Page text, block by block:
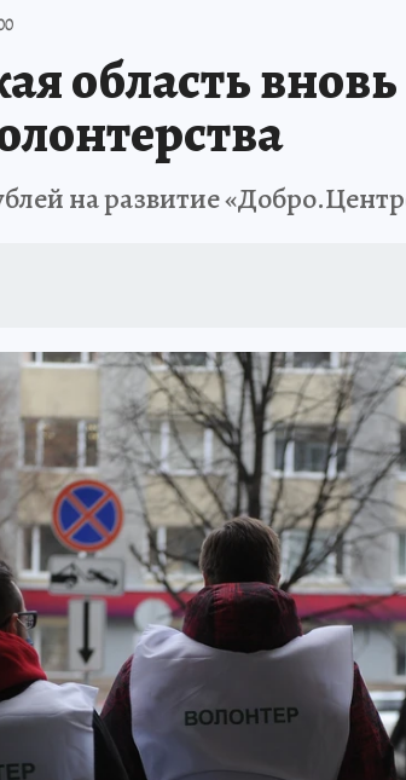
РОССИЯ
область
на развитие